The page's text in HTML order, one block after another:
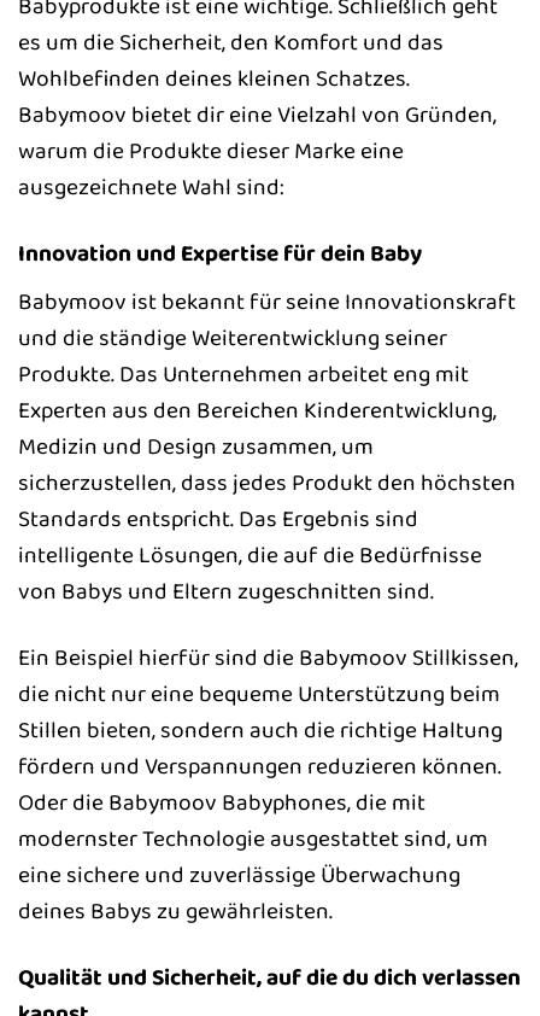
es um die Sicherheit, den Komfort und das
Wohlbefinden deines kleinen Schatzes.
Babymoov bietet dir eine Vielzahl von Gründen,
warum die Produkte dieser Marke eine
ausgezeichnete Wahl sind:
Innovation und Expertise für dein Baby
Babymoov ist bekannt für seine Innovationskraft
und die ständige Weiterentwicklung seiner
Produkte. Das Unternehmen arbeitet eng mit
Experten aus den Bereichen Kinderentwicklung,
Medizin und Design zusammen, um
sicherzustellen, dass jedes Produkt den höchsten
Standards entspricht. Das Ergebnis sind
intelligente Lösungen, die auf die Bedürfnisse
von Babys und Eltern zugeschnitten sind.
Ein Beispiel hierfür sind die Babymoov Stillkissen,
die nicht nur eine bequeme Unterstützung beim
Stillen bieten, sondern auch die richtige Haltung
fördern und Verspannungen reduzieren können.
Oder die Babymoov Babyphones, die mit
modernster Technologie ausgestattet sind, um
eine sichere und zuverlässige Überwachung
deines Babys zu gewährleisten.
Qualität und Sicherheit, auf die du dich verlassen